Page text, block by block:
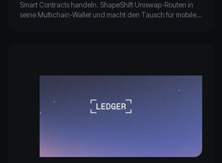
Smart Contracts handeln. ShapeShift Uniswap-Routen in
seine Multichain-Wallet und macht den Tausch für mobile